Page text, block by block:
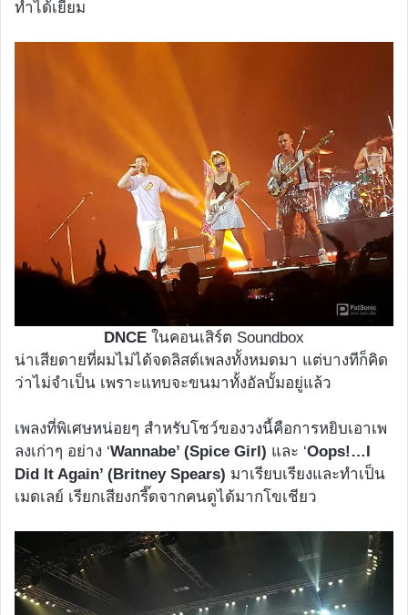
ทำได้เยี่ยม
DNCE ในคอนเสิร์ต Soundbox
น่าเสียดายที่ผมไม่ได้จดลิสต์เพลงทั้งหมดมา แต่บางทีก็คิด
ว่าไม่จำเป็น เพราะแทบจะขนมาทั้งอัลบั้มอยู่แล้ว
เพลงที่พิเศษหน่อยๆ สำหรับโชว์ของวงนี้คือการหยิบเอาเพ
ลงเก่าๆ อย่าง ‘Wannabe’ (Spice Girl) และ ‘Oops!…I
Did It Again’ (Britney Spears) มาเรียบเรียงและทำเป็น
เมดเลย์ เรียกเสียงกรี๊ดจากคนดูได้มากโขเชียว